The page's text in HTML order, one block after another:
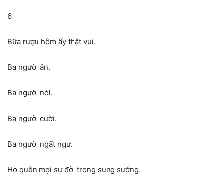
6
Bữa rượu hôm ấy thật vui.
Ba người ăn.
Ba người nói.
Ba người cười.
Ba người ngất ngư.
Họ quên mọi sự đời trong sung sướng.